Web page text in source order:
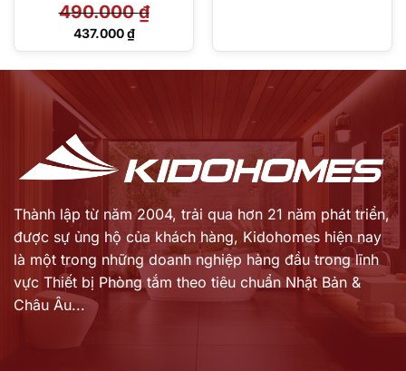
490.000₫
Giá
437.000₫
Giá
Thành lập từ năm 2004, trải qua hơn 21 năm phát triển,
được sự ủng hộ của khách hàng, Kidohomes hiện nay
là một trong những doanh nghiệp hàng đầu trong lĩnh
vực Thiết bị Phòng tắm theo tiêu chuẩn Nhật Bản &
Châu Âu...